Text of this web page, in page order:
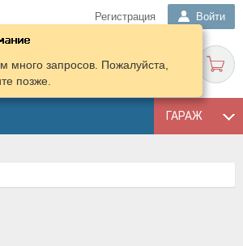
Регистрация Войти
ГАРАЖ
много запросов. Пожалуйста,
позже.